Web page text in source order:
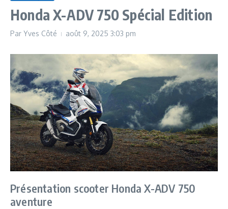
Honda X-ADV 750 Spécial Edition
Par Yves Côté août 9, 2025 3:03 pm
Présentation scooter Honda X-ADV 750
aventure